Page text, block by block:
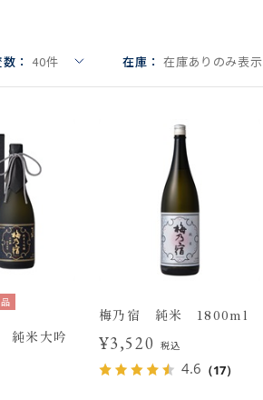
： 40件 在庫： 在庫ありのみ表示
米大吟
梅乃宿 純米 1800ml
¥3,520 税込
4.6 （17）